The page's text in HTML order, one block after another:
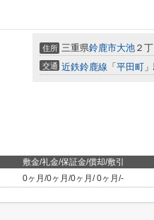
住所 三重県鈴鹿市大池 ２
交通 近鉄鈴鹿線 「 平田町
敷金/礼金/保証金/償却/敷引
0ヶ月 /0ヶ月 /0ヶ月 /0ヶ月 /-